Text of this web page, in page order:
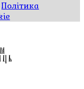
Політика